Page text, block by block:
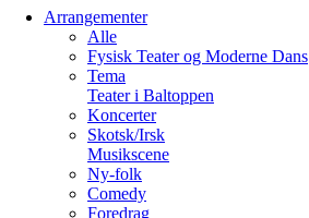
Arrangementer
Alle
Fysisk Teater og Moderne Dans
Tema
Teater i Baltoppen
Koncerter
Skotsk/Irsk
Musikscene
Ny-folk
Comedy
Foredrag